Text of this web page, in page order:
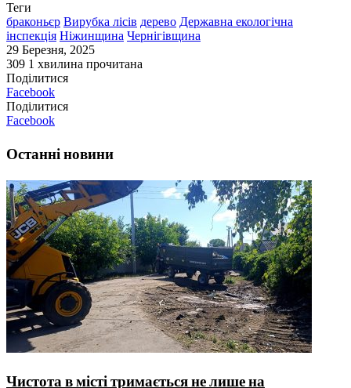
Теги
браконьєр Вирубка лісів дерево Державна екологічна
інспекція Ніжинщина Чернігівщина
29 Березня, 2025
309 1 хвилина прочитана
Поділитися
Facebook
Поділитися
Facebook
Останні новини
Чистота в місті тримається не лише на